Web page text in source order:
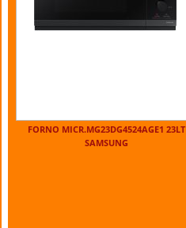
FORNO MICR.MG23DG4524AGE1 23LT
SAMSUNG